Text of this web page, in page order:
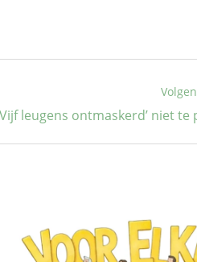
leugens ontmaskerd’ niet